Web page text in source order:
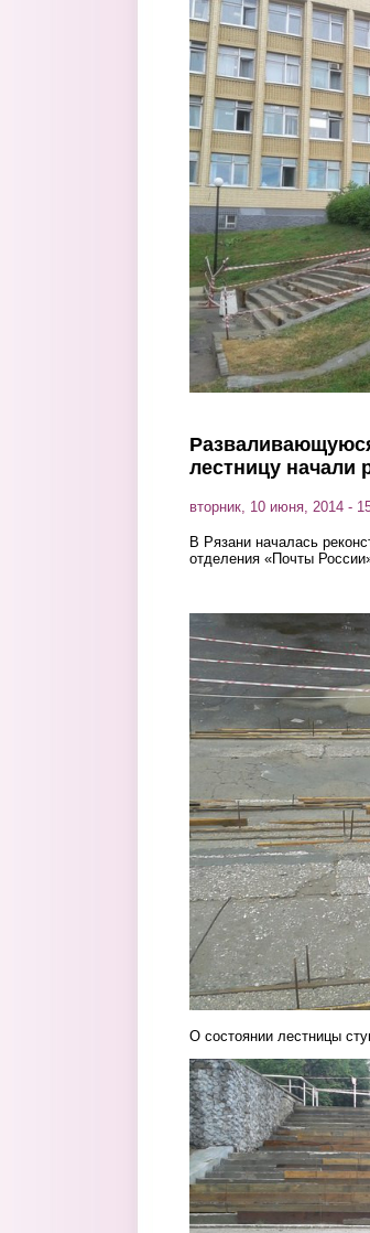
Перейти к основному содержанию
лестницу начали
вторник, 10 июня, 2014 -
В Рязани началась
отделения «Почты
ejdbsi_nzwc.jpg
О состоянии лестницы
0lhi0vctqus.jpg